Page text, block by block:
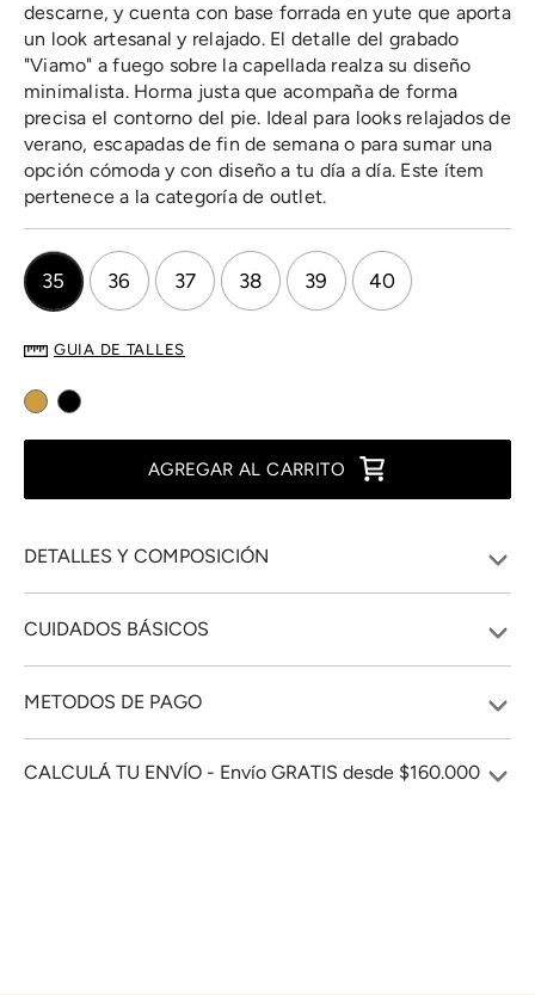
descarne, y cuenta con base forrada en yute que aporta
un look artesanal y relajado. El detalle del grabado
"Viamo" a fuego sobre la capellada realza su diseño
minimalista. Horma justa que acompaña de forma
precisa el contorno del pie. Ideal para looks relajados de
verano, escapadas de fin de semana o para sumar una
opción cómoda y con diseño a tu día a día. Este ítem
pertenece a la categoría de outlet.
35 36 37 38 39 40
GUIA DE TALLES
AGREGAR AL CARRITO
DETALLES Y COMPOSICIÓN
CUIDADOS BÁSICOS
METODOS DE PAGO
CALCULÁ TU ENVÍO - Envío GRATIS desde $160.000